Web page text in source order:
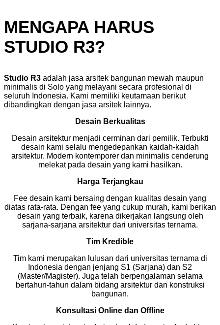
MENGAPA HARUS
STUDIO R3?
Studio R3 adalah jasa arsitek bangunan mewah maupun
minimalis di Solo yang melayani secara profesional di
seluruh Indonesia. Kami memiliki keutamaan berikut
dibandingkan dengan jasa arsitek lainnya.
Desain Berkualitas
Desain arsitektur menjadi cerminan dari pemilik. Terbukti
desain kami selalu mengedepankan kaidah-kaidah
arsitektur. Modern kontemporer dan minimalis cenderung
melekat pada desain yang kami hasilkan.
Harga Terjangkau
Fee desain kami bersaing dengan kualitas desain yang
diatas rata-rata. Dengan fee yang cukup murah, kami berikan
desain yang terbaik, karena dikerjakan langsung oleh
sarjana-sarjana arsitektur dari universitas ternama.
Tim Kredible
Tim kami merupakan lulusan dari universitas ternama di
Indonesia dengan jenjang S1 (Sarjana) dan S2
(Master/Magister). Juga telah berpengalaman selama
bertahun-tahun dalam bidang arsitektur dan konstruksi
bangunan.
Konsultasi Online dan Offline